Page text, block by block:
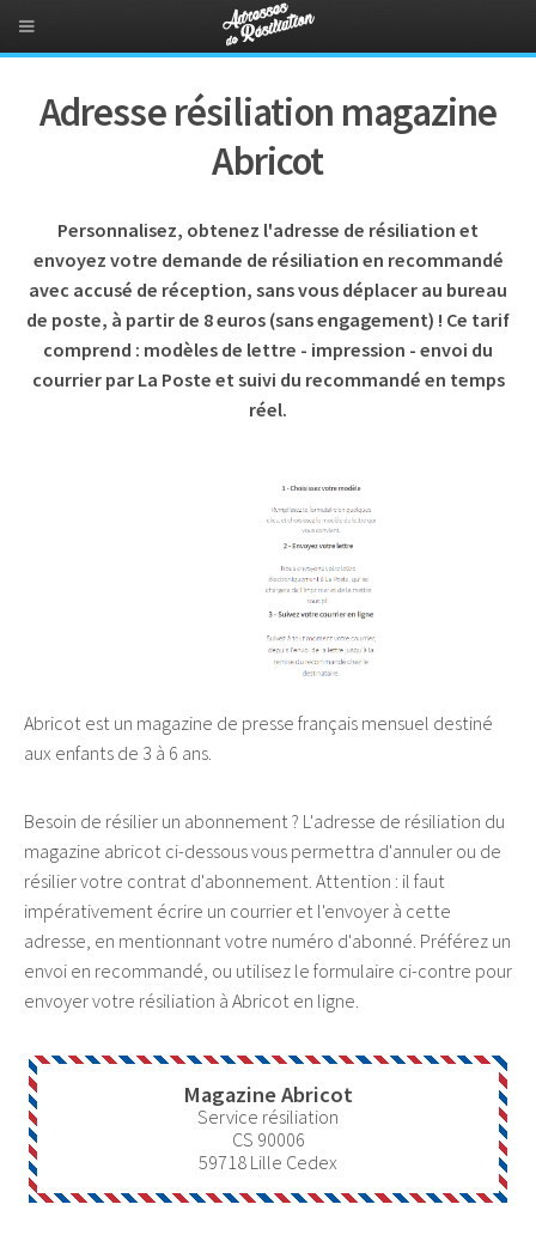
Adresse résiliation magazine
Abricot
Personnalisez, obtenez l'adresse de résiliation et
envoyez votre demande de résiliation en recommandé
avec accusé de réception, sans vous déplacer au bureau
de poste, à partir de 8 euros (sans engagement) ! Ce tarif
comprend : modèles de lettre - impression - envoi du
courrier par La Poste et suivi du recommandé en temps
réel.
Abricot est un magazine de presse français mensuel destiné
aux enfants de 3 à 6 ans.
Besoin de résilier un abonnement ? L'adresse de résiliation du
magazine abricot ci-dessous vous permettra d'annuler ou de
résilier votre contrat d'abonnement. Attention : il faut
impérativement écrire un courrier et l'envoyer à cette
adresse, en mentionnant votre numéro d'abonné. Préférez un
envoi en recommandé, ou utilisez le formulaire ci-contre pour
envoyer votre résiliation à Abricot en ligne.
Magazine Abricot
Service résiliation
CS 90006
59718 Lille Cedex